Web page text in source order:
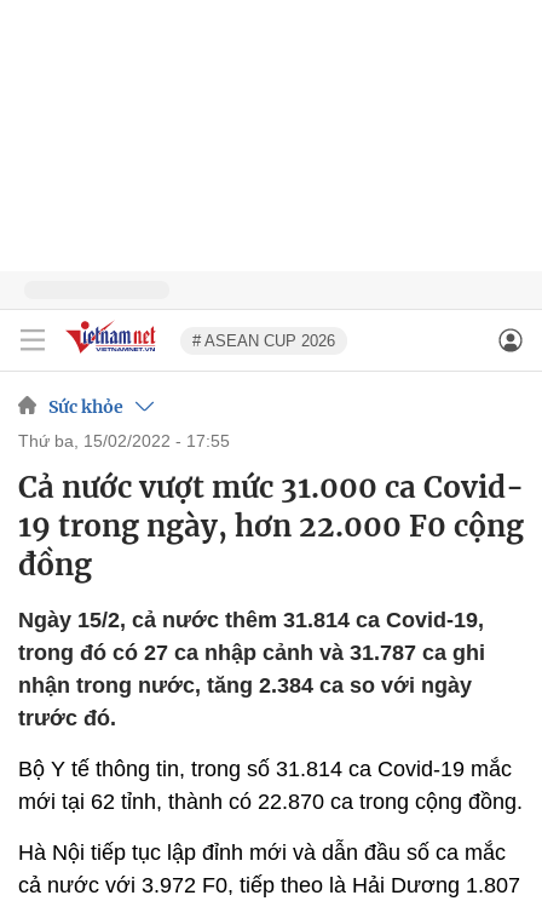
# ASEAN CUP 2026
Sức khỏe
thứ ba, 15/02/2022 - 17:55
Cả nước vượt mức 31.000 ca Covid-
19 trong ngày, hơn 22.000 F0 cộng
đồng
Ngày 15/2, cả nước thêm 31.814 ca Covid-19,
trong đó có 27 ca nhập cảnh và 31.787 ca ghi
nhận trong nước, tăng 2.384 ca so với ngày
trước đó.
Bộ Y tế thông tin, trong số 31.814 ca Covid-19 mắc
mới tại 62 tỉnh, thành có 22.870 ca trong cộng đồng.
Hà Nội tiếp tục lập đỉnh mới và dẫn đầu số ca mắc
cả nước với 3.972 F0, tiếp theo là Hải Dương 1.807